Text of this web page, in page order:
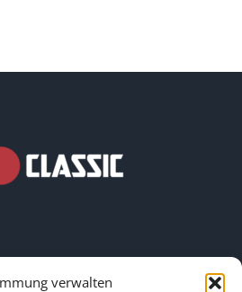
verwalten